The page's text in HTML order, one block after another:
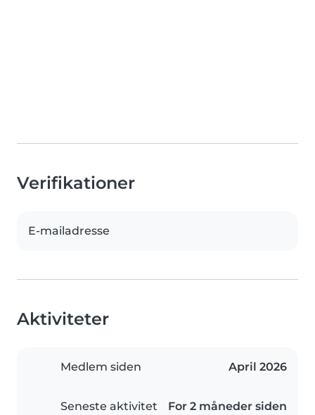
Verifikationer
E-mailadresse
Aktiviteter
Medlem siden April 2026
Seneste aktivitet For 2 måneder siden